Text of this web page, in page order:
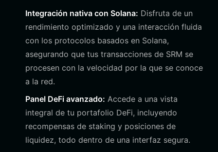
Integración nativa con Solana: Disfruta de un
rendimiento optimizado y una interacción fluida
con los protocolos basados en Solana,
asegurando que tus transacciones de SRM se
procesen con la velocidad por la que se conoce
a la red.
Panel DeFi avanzado: Accede a una vista
integral de tu portafolio DeFi, incluyendo
recompensas de staking y posiciones de
liquidez, todo dentro de una interfaz segura.